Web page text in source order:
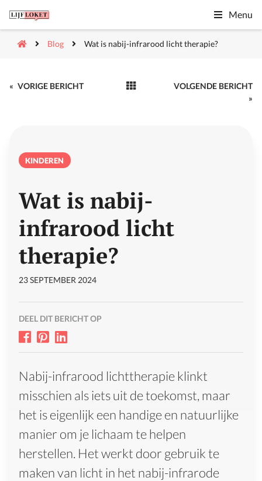
Menu
Blog Wat is nabij-infrarood licht therapie?
« VORIGE BERICHT
VOLGENDE BERICHT
»
KINDEREN
Wat is nabij-
infrarood licht
therapie?
23 SEPTEMBER 2024
DEEL DIT BERICHT OP
Nabij-infrarood lichttherapie klinkt
misschien als iets uit de toekomst, maar
het is eigenlijk een handige en natuurlijke
manier om je lichaam te helpen
herstellen. Het werkt door gebruik te
maken van licht in het nabij-infrarode